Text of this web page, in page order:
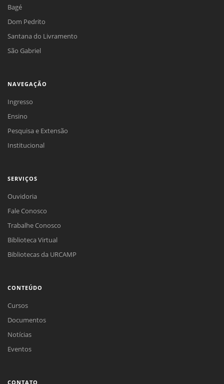
Bagé
Dom Pedrito
Santana do Livramento
São Gabriel
NAVEGAÇÃO
Ingresso
Ensino
Pesquisa e Extensão
Institucional
SERVIÇOS
Ouvidoria
Fale Conosco
Trabalhe Conosco
Biblioteca Virtual
Bibliotecas da URCAMP
CONTEÚDO
Cursos
Documentos
Notícias
Eventos
CONTATO